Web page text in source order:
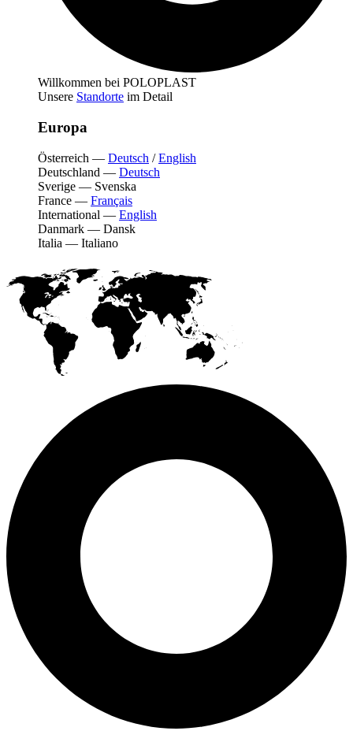
Willkommen bei POLOPLAST
Unsere Standorte im Detail
Europa
Österreich — Deutsch /English
Deutschland — Deutsch
Sverige — Svenska
France — Français
International — English
Danmark — Dansk
Italia — Italiano